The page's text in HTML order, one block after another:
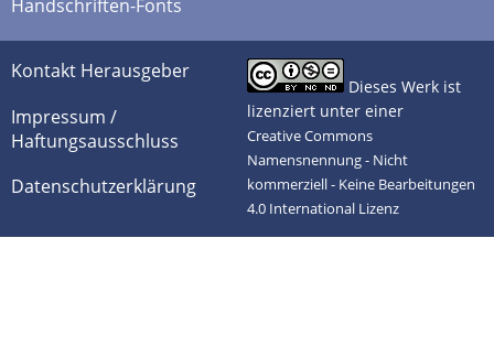
Handschriften-Fonts
Kontakt Herausgeber
Impressum /
Haftungsausschluss
Datenschutzerklärung
Dieses Werk ist
lizenziert unter einer
Creative Commons
Namensnennung - Nicht
kommerziell - Keine Bearbeitungen
4.0 International Lizenz